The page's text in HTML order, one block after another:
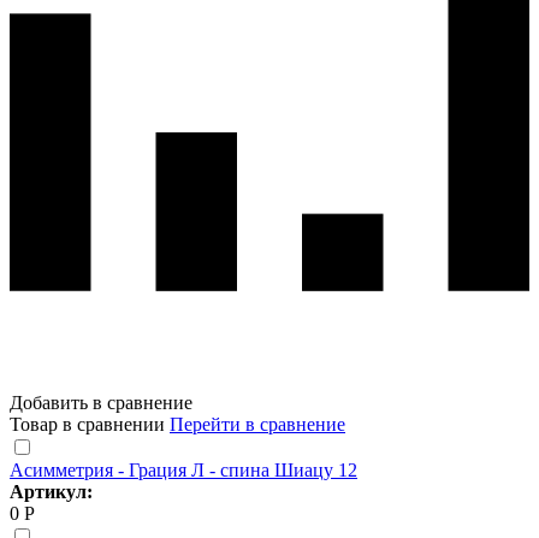
Добавить в сравнение
Товар в сравнении Перейти в сравнение
Асимметрия - Грация Л - спина Шиацу 12
Артикул:
0 Р